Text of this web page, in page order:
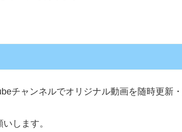
チャンネルでオリジナル動画を 随時更新 ・
いします。